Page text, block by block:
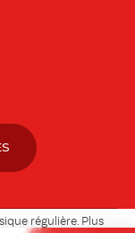
régulière. Plus